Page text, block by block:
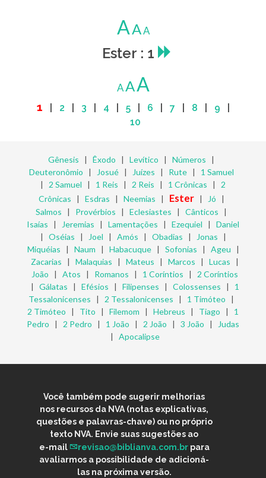
AAA
Ester : 1
AAA
1 2 3 4 5| 6 7 8 9
10
Gênesis | Êxodo | Levítico | Números |
Deuteronômio | Josué| Juízes | Rute| 1 Samuel
| 2 Samuel | 1 Reis | 2 Reis | 1 Crônicas | 2
Crônicas | Esdras | Neemias | Ester| Jó |
Salmos | Provérbios | Eclesiastes | Cânticos |
Isaías | Jeremias | Lamentações | Ezequiel | Daniel
| Oséias | Joel | Amós | Obadias | Jonas |
Miquéias | Naum | Habacuque| Sofonias | Ageu |
Zacarias | Malaquias | Mateus | Marcos | Lucas |
João | Atos | Romanos | 1 Coríntios | 2 Coríntios
| Gálatas | Efésios | Filipenses | Colossenses | 1
Tessalonicenses | 2 Tessalonicenses | 1 Timóteo |
2 Timóteo | Tito | Filemom | Hebreus | Tiago | 1
Pedro | 2 Pedro | 1 João | 2 João | 3 João |
Judas
| Apocalipse
Você também pode sugerir melhorias
nos recursos da NVA (notas explicativas,
questões e palavras-chave) ou no próprio
texto NVA. Envie suas sugestões ao
e-mail
revisao@biblianva.com.br para
avaliarmos a possibilidade de adicioná-
las na próxima versão.